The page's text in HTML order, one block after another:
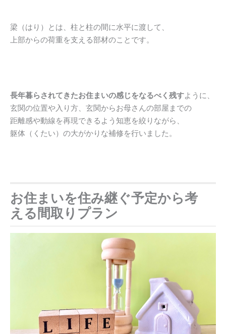
梁（はり）とは、柱と柱の間に水平に渡して、
上部からの荷重を支える部材のことです。
長年暮らされてきたお住まいの感じをなるべく残すように、
玄関の位置や入り方、玄関からお母さんの部屋までの
距離感や動線を再現できるよう知恵を絞りながら、
躯体（くたい）の大がかりな補修を行いました。
お住まいを住み継ぐ予定から考
える間取りプラン